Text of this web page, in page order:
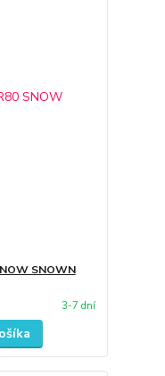
SNOWN
3-7 dní